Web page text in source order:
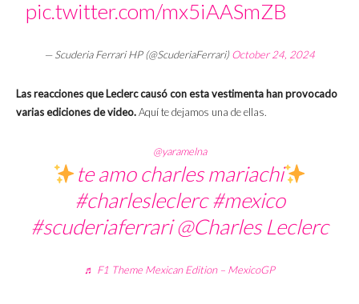
pic.twitter.com/mx5iAASmZB
— Scuderia Ferrari HP (@ScuderiaFerrari)October 24, 2024
Las reacciones que Leclerc causó con esta vestimenta han provocado
varias ediciones de video.Aquí te dejamos una de ellas.
@yaramelna
te amo charles mariachi
#charlesleclerc #mexico
#scuderiaferrari@Charles Leclerc
♬ F1 Theme Mexican Edition – MexicoGP